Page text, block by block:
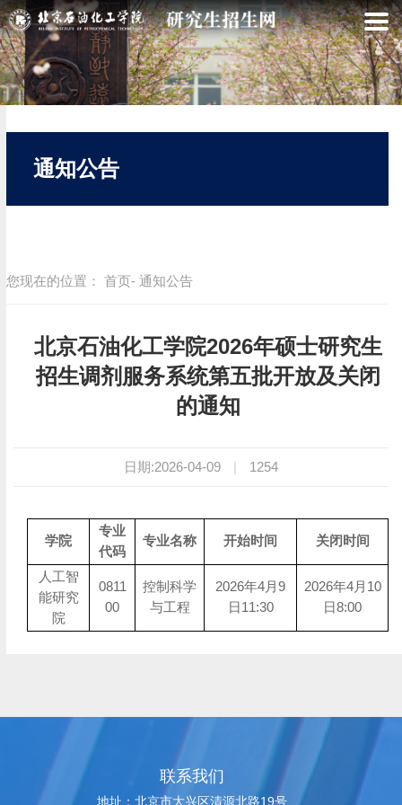
通知公告
您现在的位置： 首页- 通知公告
北京石油化工学院2026年硕士研究生
招生调剂服务系统第五批开放及关闭
的通知
日期:2026-04-09 | 1254
学院
专业
代码
专业名称 开始时间 关闭时间
人工智
能研究
院
0811
00
控制科学
与工程
2026年4月9
日11:30
2026年4月10
日8:00
联系我们
地址：北京市大兴区清源北路19号